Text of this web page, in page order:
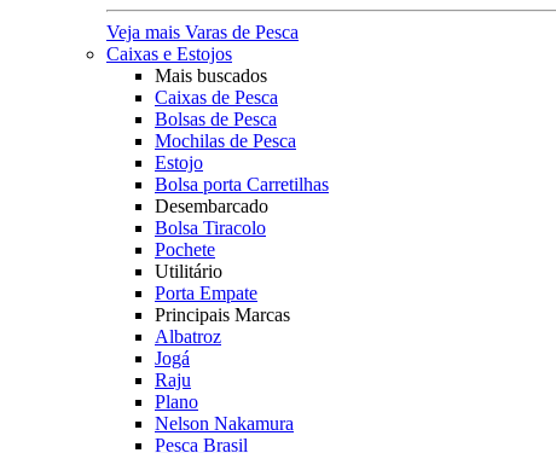
Veja mais Varas de Pesca
Caixas e Estojos
Mais buscados
Caixas de Pesca
Bolsas de Pesca
Mochilas de Pesca
Estojo
Bolsa porta Carretilhas
Desembarcado
Bolsa Tiracolo
Pochete
Utilitário
Porta Empate
Principais Marcas
Albatroz
Jogá
Raju
Plano
Nelson Nakamura
Pesca Brasil